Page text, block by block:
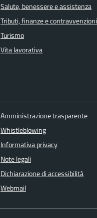
Salute, benessere e assistenza
Tributi, finanze e contravvenzioni
Turismo
Vita lavorativa
Amministrazione trasparente
Whistleblowing
Informativa privacy
Note legali
Dichiarazione di accessibilità
Webmail